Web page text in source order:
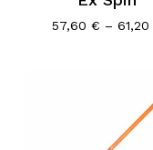
57,60 € – 61,20